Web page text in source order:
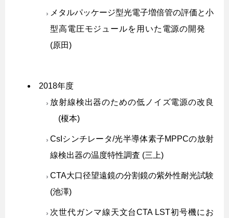
メタルパッケージ型光電子増倍管の評価と小
型高電圧モジュールを用いた電源の開発
(原田)
2018年度
放射線検出器のための低ノイズ電源の改良
(榎本)
CsIシンチレータ/光半導体素子MPPCの放射
線検出器の温度特性調査 (三上)
CTA大口径望遠鏡の分割鏡の紫外性耐光試験
(池澤)
次世代ガンマ線天文台CTA LST初号機にお